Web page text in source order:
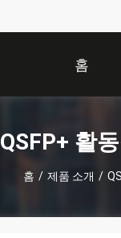
홈
QSFP+ 활
홈 / 제품 소개 /